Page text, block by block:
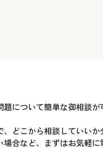
について簡単な御相談が
どこから相談していいか
合など、まずはお気軽に